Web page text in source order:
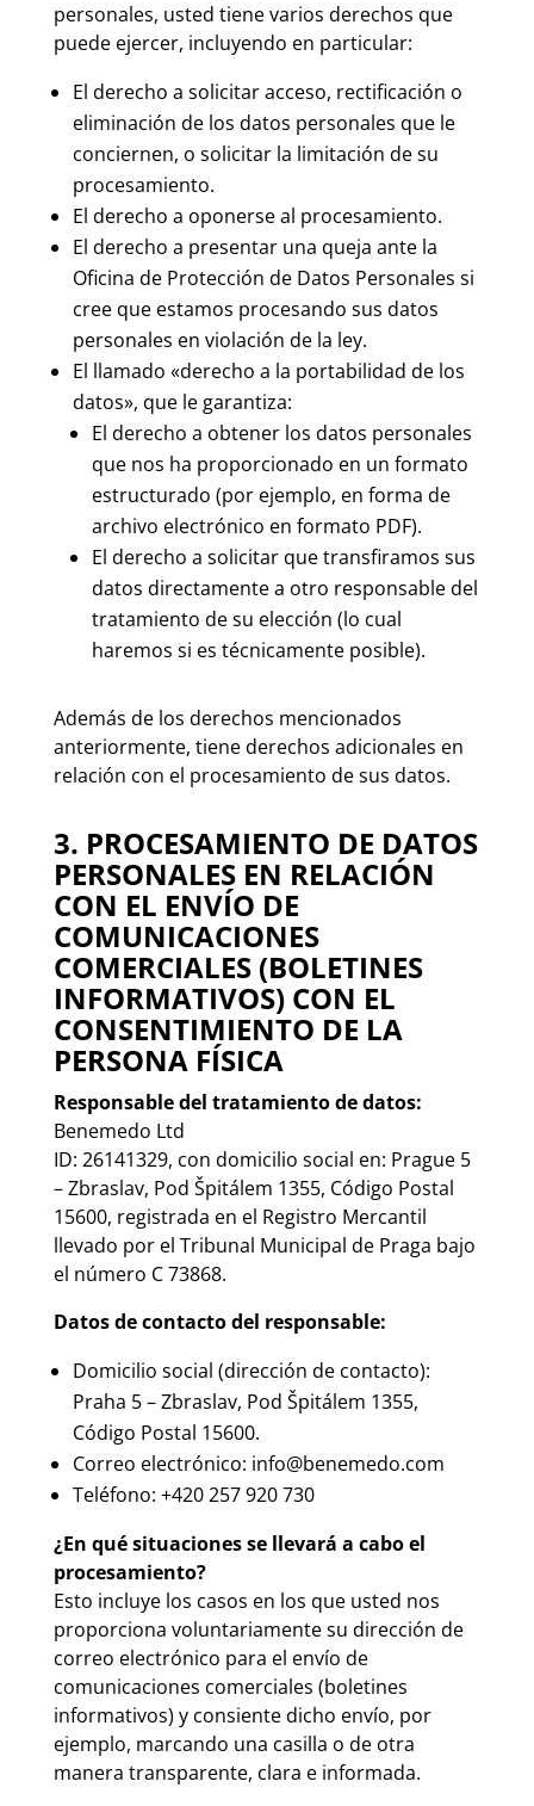
personales, usted tiene varios derechos que
puede ejercer, incluyendo en particular:
El derecho a solicitar acceso, rectificación o
eliminación de los datos personales que le
conciernen, o solicitar la limitación de su
procesamiento.
El derecho a oponerse al procesamiento.
El derecho a presentar una queja ante la
Oficina de Protección de Datos Personales si
cree que estamos procesando sus datos
personales en violación de la ley.
El llamado «derecho a la portabilidad de los
datos», que le garantiza:
El derecho a obtener los datos personales
que nos ha proporcionado en un formato
estructurado (por ejemplo, en forma de
archivo electrónico en formato PDF).
El derecho a solicitar que transfiramos sus
datos directamente a otro responsable del
tratamiento de su elección (lo cual
haremos si es técnicamente posible).
Además de los derechos mencionados
anteriormente, tiene derechos adicionales en
relación con el procesamiento de sus datos.
3. PROCESAMIENTO DE DATOS
PERSONALES EN RELACIÓN
CON EL ENVÍO DE
COMUNICACIONES
COMERCIALES (BOLETINES
INFORMATIVOS) CON EL
CONSENTIMIENTO DE LA
PERSONA FÍSICA
Responsable del tratamiento de datos:
Benemedo Ltd
ID: 26141329, con domicilio social en: Prague 5
– Zbraslav, Pod Špitálem 1355, Código Postal
15600, registrada en el Registro Mercantil
llevado por el Tribunal Municipal de Praga bajo
el número C 73868.
Datos de contacto del responsable:
Domicilio social (dirección de contacto):
Praha 5 – Zbraslav, Pod Špitálem 1355,
Código Postal 15600.
Correo electrónico: info@benemedo.com
Teléfono: +420 257 920 730
¿En qué situaciones se llevará a cabo el
procesamiento?
Esto incluye los casos en los que usted nos
proporciona voluntariamente su dirección de
correo electrónico para el envío de
comunicaciones comerciales (boletines
informativos) y consiente dicho envío, por
ejemplo, marcando una casilla o de otra
manera transparente, clara e informada.